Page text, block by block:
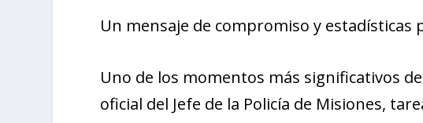
Un mensaje de compromiso y estadísticas
Uno de los momentos más significativos
oficial del Jefe de la Policía de Misiones,